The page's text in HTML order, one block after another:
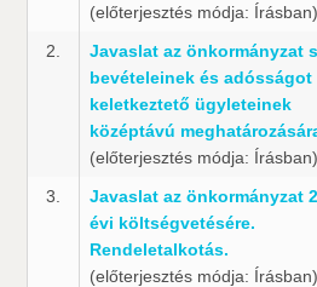
(előterjesztés módja: Írásban)
2.
Javaslat az önkormányzat
bevételeinek és adósságot
keletkeztető ügyleteinek
középtávú
(előterjesztés módja: Írásban)
3.
Javaslat az önkormányzat
évi költségvetésére.
Rendeletalkotás.
(előterjesztés módja: Írásban)